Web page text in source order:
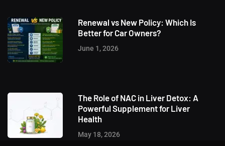
Renewal vs New Policy: Which Is
Better for Car Owners?
June 1, 2026
The Role of NAC in Liver Detox: A
Powerful Supplement for Liver
Health
May 18, 2026